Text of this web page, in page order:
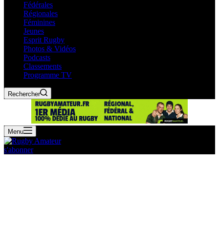
Fédérales
Régionales
Féminines
Jeunes
Esprit Rugby
Photos & Vidéos
Podcasts
Classements
Programme TV
Rechercher
Menu
s'abonner